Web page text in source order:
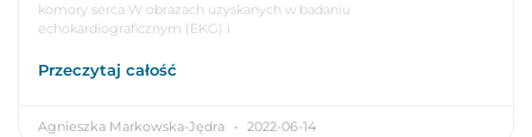
komory serca W obrazach uzyskanych w badaniu
echokardiograficznym (EKG) i
Przeczytaj całość
Agnieszka Markowska-Jędra 2022-06-14